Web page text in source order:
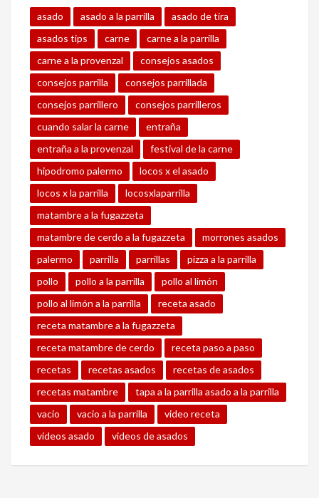
asado asado a la parrilla
asado de tira
asados tips
carne
carne a la parrilla
carne a la provenzal
consejos asados
consejos parrilla
consejos parrillada
consejos parrillero
consejos parrilleros
cuando salar la carne
entraña
entraña a la provenzal
festival de la carne
hipodromo palermo
locos x el asado
locos x la parrilla
locosxlaparrilla
matambre a la fugazzeta
matambre de cerdo a la fugazzeta
morrones asados
palermo
parrilla parrillas
pizza a la parrilla
pollo
pollo a la parrilla
pollo al limón
pollo al limón a la parrilla
receta asado
receta matambre a la fugazzeta
receta matambre de cerdo
receta paso a paso
recetas
recetas asados
recetas de asados
recetas matambre
tapa a la parrilla asado a la parrilla
vacio
vacio a la parrilla
video receta
videos asado
videos de asados